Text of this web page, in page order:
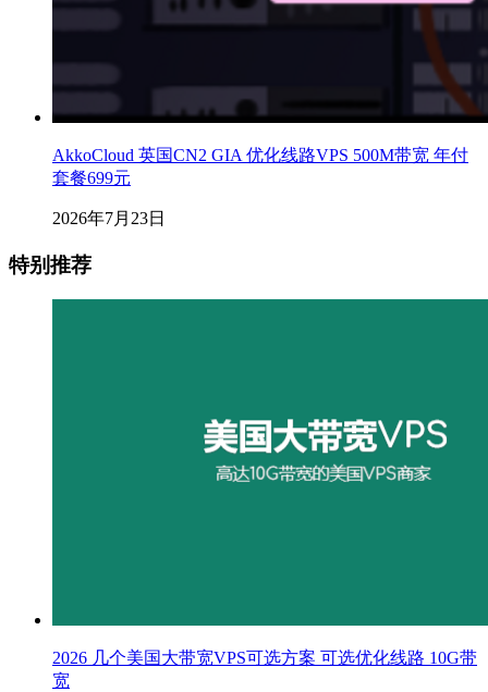
AkkoCloud 英国CN2 GIA 优化线路VPS 500M带宽 年付
套餐699元
2026年7月23日
特别推荐
2026 几个美国大带宽VPS可选方案 可选优化线路 10G带
宽